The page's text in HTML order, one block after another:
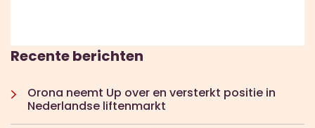
Recente berichten
Orona neemt Up over en versterkt positie in
Nederlandse liftenmarkt